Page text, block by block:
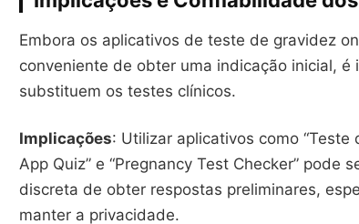
Embora os aplicativos de teste de gravidez
conveniente de obter uma indicação inicial,
substituem os testes clínicos.
Implicações: Utilizar aplicativos como “Teste
App Quiz” e “Pregnancy Test Checker” pode
discreta de obter respostas preliminares,
manter a privacidade.